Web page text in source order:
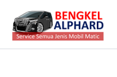
konten